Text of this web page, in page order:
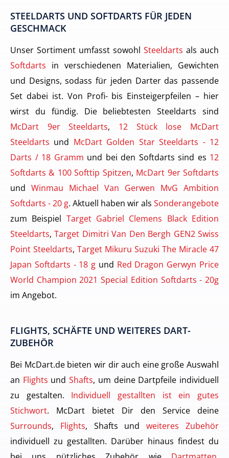
STEELDARTS UND SOFTDARTS FÜR JEDEN
GESCHMACK
Unser Sortiment umfasst sowohl Steeldarts als auch
Softdarts in verschiedenen Materialien, Gewichten
und Designs, sodass für jeden Darter das passende
Set dabei ist. Von Profi- bis Einsteigerpfeilen – hier
wirst du fündig. Die beliebtesten Steeldarts sind
McDart 9er Steeldarts, 12 Stück lose McDart
Steeldarts und McDart Golden Star Steeldarts - 12
Darts / 18 Gramm und bei den Softdarts sind es 12
Softdarts & 100 Softtip Spitzen, McDart 9er Softdarts
und Winmau Michael Van Gerwen MvG Ambition
Softdarts - 20 g. Aktuell haben wir als Sonderangebote
zum Beispiel Target Gabriel Clemens Black Edition
Steeldarts,Target Dimitri Van Den Bergh GEN2 Swiss
Point Steeldarts, Target Mikuru Suzuki The Miracle 47
Japan Softdarts - 18 g und Red Dragon Gerwyn Price
World Champion 2021 Special Edition Softdarts - 20g
im Angebot.
FLIGHTS, SCHÄFTE UND WEITERES DART-
ZUBEHÖR
Bei McDart.de bieten wir dir auch eine große Auswahl
an Flights undShafts, um deine Dartpfeile individuell
zu gestalten. Individuell gestallten ist ein gutes
Stichwort. McDart bietet Dir den Service deine
Surrounds, Flights, Shafts undweiteres Zubehör
individuell zu gestallten. Darüber hinaus findest du